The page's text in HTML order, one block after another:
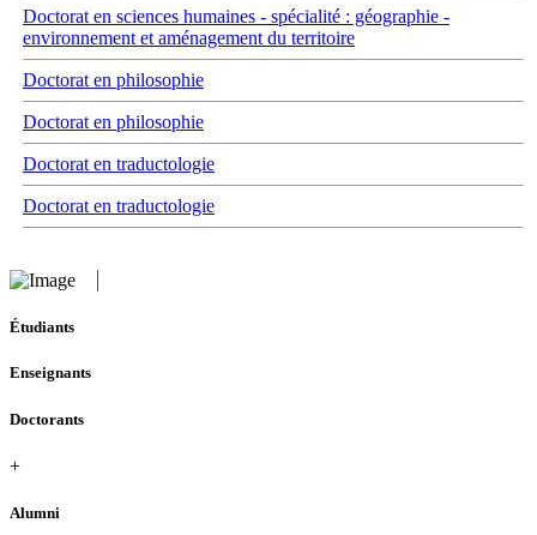
Doctorat en sciences humaines - spécialité : géographie -
environnement et aménagement du territoire
Doctorat en philosophie
Doctorat en philosophie
Doctorat en traductologie
Doctorat en traductologie
Étudiants
Enseignants
Doctorants
+
Alumni